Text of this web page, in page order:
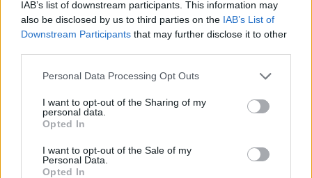
IAB’s list of downstream participants. This information may
also be disclosed by us to third parties on the IAB’s List of
Downstream Participants that may further disclose it to other
Please note that this website/app uses one or more Google
not limited to your visit or usage behaviour. You may click to
grant or deny consent to Google and its third-party tags to
use your data for below specified purposes in below Google
consent section.
Personal Data Processing Opt Outs
I want to opt-out of the Sharing of my
personal data.
Opted In
I want to opt-out of the Sale of my
Personal Data.
Opted In
Ez a hét lehetőséget ad arra, hogy új terveket szőj és
megújítsd a céljaidat. Hét év szerencse vár, ha kedvelés és
a „sok szerencsét” beírása után gördítesz lejjebb!
**NYILAS**
A hét elején bizonytalanságot érezhetsz a kapcsolataidban,
különösen a Vénusz-Jupiter szembenállás miatt. Ez az
aspektus feszültségeket hozhat felszínre, amelyek
megkérdőjelezhetik a bizalmadat. Próbálj meg higgadt